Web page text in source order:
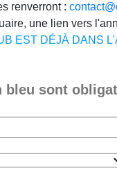
renverront :
une lien vers
EST DÉJÀ DANS
bleu sont